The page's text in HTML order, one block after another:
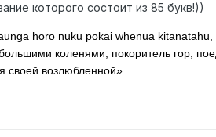
которого состоит из 85 букв!))
horo nuku pokai whenua kitanatahu,
коленями, покоритель гор,
своей возлюбленной».